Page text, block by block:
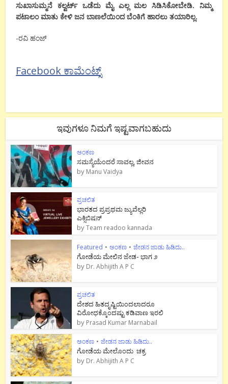
ಸುಖಾಸುಮ್ಮನೆ ಕಲ್ವರ್ಟ್ ಒಡೆದು ಮೈ ಎಲ್ಲ ಮಲ ಸಿಡಿಸಿಕೋಬೇಡಿ. ನಿಮ್ಮ
ಪಟಾಲಂ ಮಾತು ಕೇಳಿ ಜನ ಬಾಣಲೆಯಿಂದ ಬೆಂಕಿಗೆ ಹಾರಲು ತಯಾರಿಲ್ಲ.
-ರವಿ ಹಂಜ್
Facebook ಕಾಮೆಂಟ್ಸ್
ಇವುಗಳೂ ನಿಮಗೆ ಇಷ್ಟವಾಗಬಹುದು
ಅಂಕಣ
ಸಮಸ್ಯೆಯೆಂದರೆ ಸಾವಲ್ಲ, ಜೀವನ
by Manu Vaidya
ಪ್ರಚಲಿತ
ಭಾರತದ ಪ್ರಪ್ರಥಮ ಜ್ಯುವೆಲ್ಲರಿ
ಎಕ್ಸಿಬಿಷನ್
byTeam readoo kannada
Featured • ಅಂಕಣ • ಜೇಡನ ಜಾಡು ಹಿಡಿದು..
ಗೋಡೆಯ ಮೇಲಿನ ಜೇಡ- ಭಾಗ ೨
by Dr. Abhijith A P C
ಪ್ರಚಲಿತ
ದೇಶದ ಹಿತದೃಷ್ಟಿಯಿಂದಲಾದರೂ
ವಿರೋಧಕ್ಕೊಂದಷ್ಟು ಕಡಿವಾಣ ಇರಲಿ
by Prasad Kumar Marnabail
ಅಂಕಣ • ಜೇಡನ ಜಾಡು ಹಿಡಿದು..
ಗೋಡೆಯ ಮೇಲೊಂದು ಚಕ್ರ
by Dr. Abhijith A P C